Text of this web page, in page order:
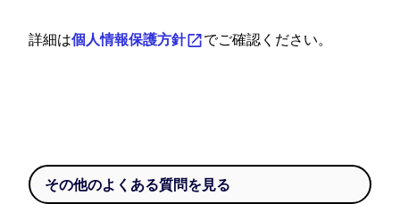
詳細は個人情報保護方針 でご確認ください。
その他のよくある質問を見る